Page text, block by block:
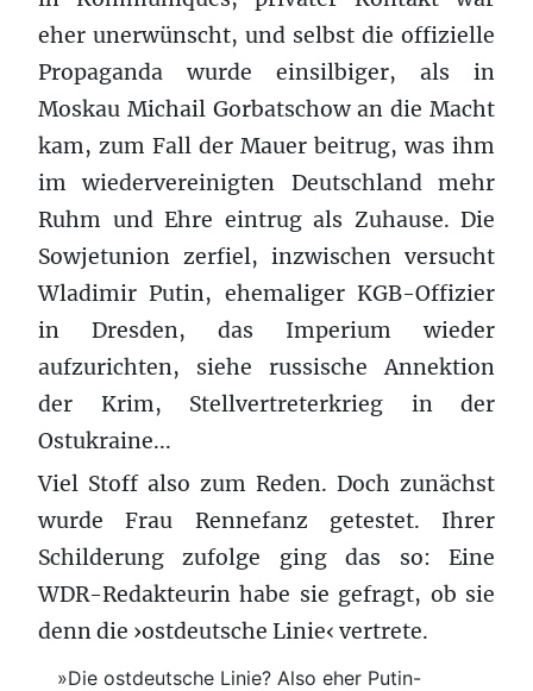
eher unerwünscht, und selbst die offizielle
Propaganda wurde einsilbiger, als in
Moskau Michail Gorbatschow an die Macht
kam, zum Fall der Mauer beitrug, was ihm
im wiedervereinigten Deutschland mehr
Ruhm und Ehre eintrug als Zuhause. Die
Sowjetunion zerfiel, inzwischen versucht
Wladimir Putin, ehemaliger KGB-Offizier
in Dresden, das Imperium wieder
aufzurichten, siehe russische Annektion
der Krim, Stellvertreterkrieg in der
Ostukraine...
Viel Stoff also zum Reden. Doch zunächst
wurde Frau Rennefanz getestet. Ihrer
Schilderung zufolge ging das so: Eine
WDR-Redakteurin habe sie gefragt, ob sie
denn die ›ostdeutsche Linie‹ vertrete.
»Die ostdeutsche Linie? Also eher Putin-